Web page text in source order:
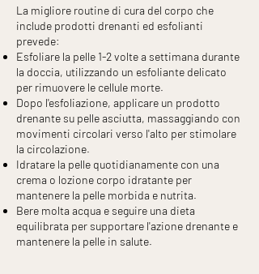
La migliore routine di cura del corpo che
include prodotti drenanti ed esfolianti
prevede:
Esfoliare la pelle 1-2 volte a settimana durante
la doccia, utilizzando un esfoliante delicato
per rimuovere le cellule morte.
Dopo l'esfoliazione, applicare un prodotto
drenante su pelle asciutta, massaggiando con
movimenti circolari verso l'alto per stimolare
la circolazione.
Idratare la pelle quotidianamente con una
crema o lozione corpo idratante per
mantenere la pelle morbida e nutrita.
Bere molta acqua e seguire una dieta
equilibrata per supportare l'azione drenante e
mantenere la pelle in salute.